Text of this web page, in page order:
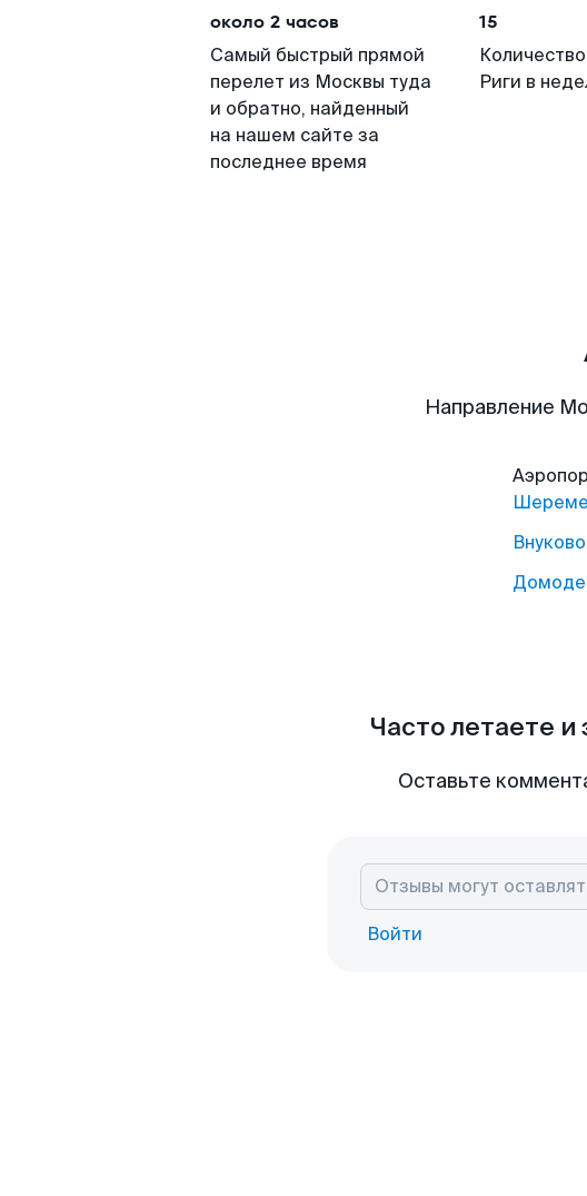
около 2 часов
Самый быстрый прямой
перелет из Москвы туда
и обратно, найденный
на нашем сайте за
последнее время
15
Риги в
Направление
Внуково
Часто летаете
Оставьте
Войти